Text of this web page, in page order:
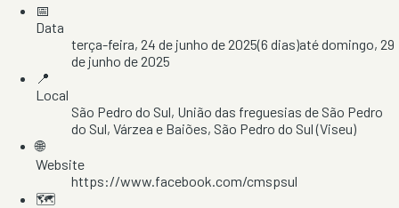
📅
Data
terça-feira, 24 de junho de 2025(6 dias)atédomingo, 29
de junho de 2025
📍
Local
São Pedro do Sul, União das freguesias de São Pedro
do Sul, Várzea e Baiões, São Pedro do Sul(Viseu)
🌐
Website
https://www.facebook.com/cmspsul
🗺️